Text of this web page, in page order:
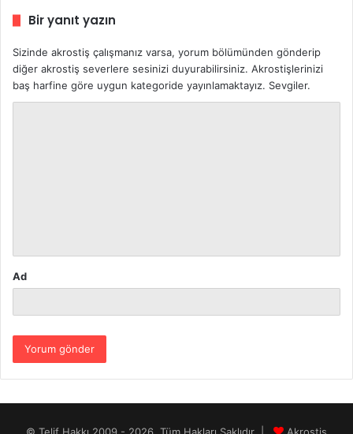
Bir yanıt yazın
Sizinde akrostiş çalışmanız varsa, yorum bölümünden gönderip
diğer akrostiş severlere sesinizi duyurabilirsiniz. Akrostişlerinizi
baş harfine göre uygun kategoride yayınlamaktayız. Sevgiler.
Ad